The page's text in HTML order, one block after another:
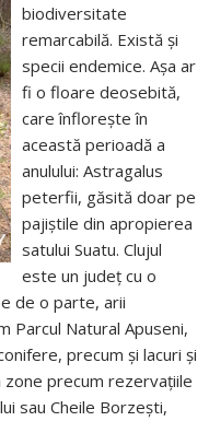
biodiversitate
remarcabilă. Există și
specii endemice. Așa ar
fi o floare deosebită,
care înflorește în
această perioadă a
anulului: Astragalus
peterfii, găsită doar pe
pajiștile din apropierea
satului Suatu. Clujul
este un județ cu o
de o parte, arii
Parcul Natural Apuseni,
precum și lacuri și
precum rezervațiile
sau Cheile Borzești,